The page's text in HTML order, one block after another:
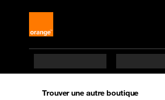
Trouver une autre boutique